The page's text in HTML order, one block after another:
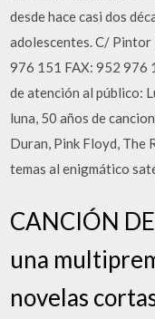
desde hace casi dos
adolescentes. C/
976 151 FAX: 952 976
de atención al público:
luna, 50 años de
Duran, Pink Floyd, The
temas al enigmático
CANCIÓN
una
novelas